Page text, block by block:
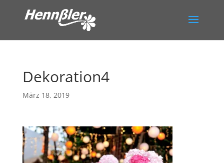
Dekoration4
März 18, 2019